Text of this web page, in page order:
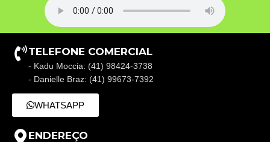
TELEFONE COMERCIAL
- Kadu Moccia: (41) 98424-3738
- Danielle Braz: (41) 99673-7392
WHATSAPP
ENDEREÇO